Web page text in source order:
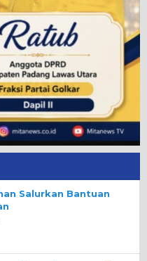
Salurkan Bantuan